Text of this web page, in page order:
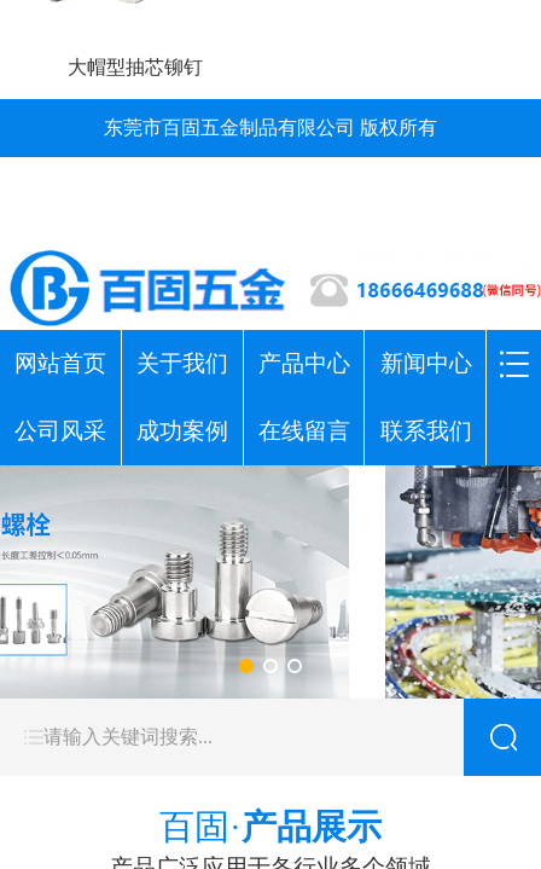
大帽型抽芯铆钉
东莞市百固五金制品有限公司 版权所有
网站首页 关于我们 产品中心 新闻中心
公司风采 成功案例 在线留言 联系我们
百固·产品展示